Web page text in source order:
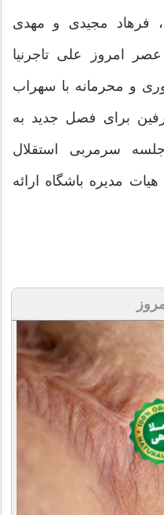
فرهاد مجیدی و مهدی
امروز علی تاجرنیا
و محرمانه با سهراب
برای فصل جدید به
سرمربی استقلال
مدیره باشگاه ارائه